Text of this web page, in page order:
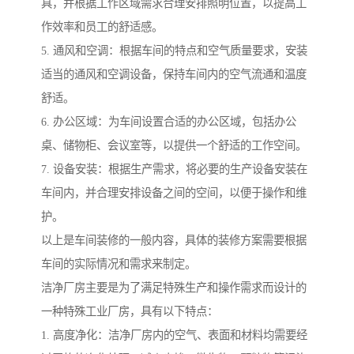
具，并根据工作区域需求合理安排照明位置，以提高工
作效率和员工的舒适感。
5. 通风和空调：根据车间的特点和空气质量要求，安装
适当的通风和空调设备，保持车间内的空气流通和温度
舒适。
6. 办公区域：为车间设置合适的办公区域，包括办公
桌、储物柜、会议室等，以提供一个舒适的工作空间。
7. 设备安装：根据生产需求，将必要的生产设备安装在
车间内，并合理安排设备之间的空间，以便于操作和维
护。
以上是车间装修的一般内容，具体的装修方案需要根据
车间的实际情况和需求来制定。
洁净厂房主要是为了满足特殊生产和操作需求而设计的
一种特殊工业厂房，具有以下特点：
1. 高度净化：洁净厂房内的空气、表面和材料均需要经